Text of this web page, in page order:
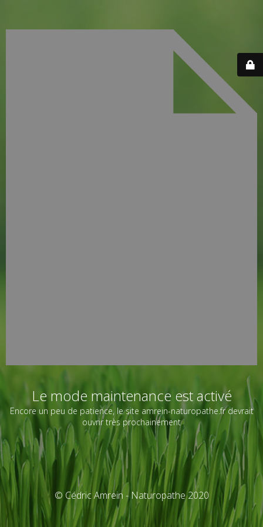
Le mode maintenance est activé
Encore un peu de patience, le site amrein-naturopathe.fr devrait
ouvrir très prochainement
© Cédric Amrein - Naturopathe 2020